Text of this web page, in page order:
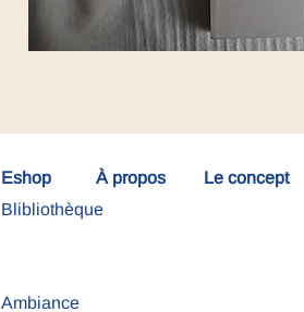
Eshop À propos Le concept
Blibliothèque
Ambiance